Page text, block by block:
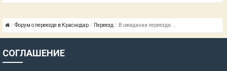
Форум о переезде в Краснодар Переезд В ожидании переезда...
СОГЛАШЕНИЕ